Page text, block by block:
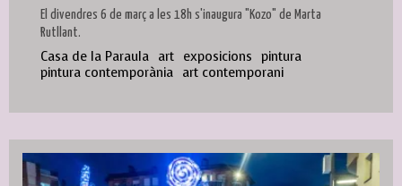
El divendres 6 de març a les 18h s'inaugura "Kozo" de Marta
Rutllant.
Casa de la Paraula art exposicions pintura
pintura contemporània art contemporani